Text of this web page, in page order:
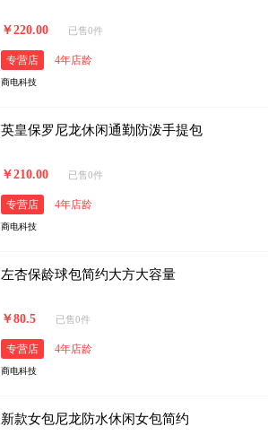
￥220.00 已售0件
专营店 4年店龄
商电科技
英皇保罗尼龙休闲通勤防泼手提包
￥210.00 已售0件
专营店 4年店龄
商电科技
左杏保龄球包简约大方大容量
￥80.5 已售0件
专营店 4年店龄
商电科技
新款女包尼龙防水休闲女包简约